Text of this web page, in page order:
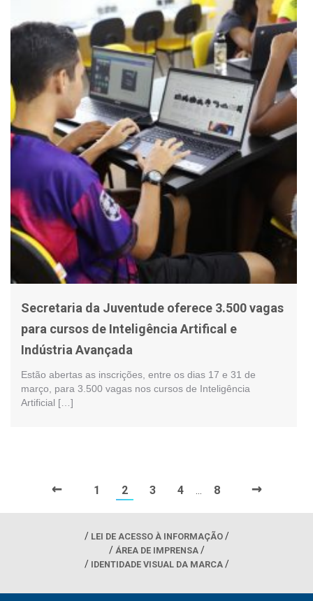
Secretaria da Juventude oferece 3.500 vagas
para cursos de Inteligência Artifical e
Indústria Avançada
Estão abertas as inscrições, entre os dias 17 e 31 de
março, para 3.500 vagas nos cursos de Inteligência
Artificial […]
← 1 2 3 4 … 8 →
LEI DE ACESSO À INFORMAÇÃO
ÁREA DE IMPRENSA
IDENTIDADE VISUAL DA MARCA